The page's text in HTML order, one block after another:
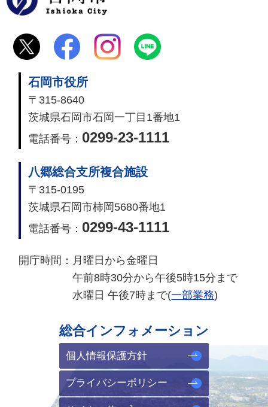
石岡市役所
〒315-8640
茨城県石岡市石岡一丁目1番地1
電話番号： 0299-23-1111
八郷総合支所複合施設
〒315-0195
茨城県石岡市柿岡5680番地1
電話番号： 0299-43-1111
開庁時間： 月曜日から金曜日
午前8時30分から午後5時15分まで
水曜日 午後7時まで(一部業務)
総合インフォメーション
個人情報保護方針
プライバシーポリシー